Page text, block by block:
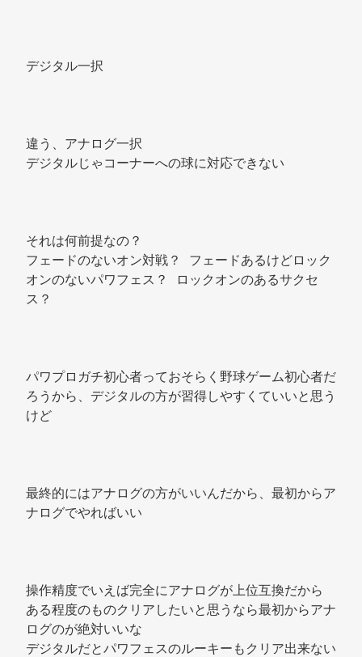
デジタル一択
違う、アナログ一択
デジタルじゃコーナーへの球に対応できない
それは何前提なの？
フェードのないオン対戦？ フェードあるけどロック
オンのないパワフェス？ ロックオンのあるサクセ
ス？
パワプロガチ初心者っておそらく野球ゲーム初心者だ
ろうから、デジタルの方が習得しやすくていいと思う
けど
最終的にはアナログの方がいいんだから、最初からア
ナログでやればいい
操作精度でいえば完全にアナログが上位互換だから
ある程度のものクリアしたいと思うなら最初からアナ
ログのが絶対いいな
デジタルだとパワフェスのルーキーもクリア出来ない